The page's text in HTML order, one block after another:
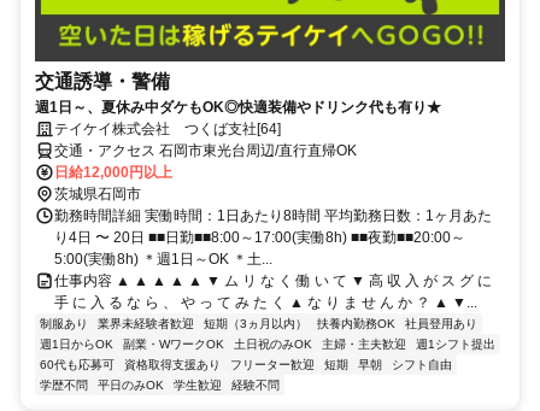
交通誘導・警備
週1日～、夏休み中ダケもOK◎快適装備やドリンク代も有り★
テイケイ株式会社 つくば支社[64]
交通・アクセス 石岡市東光台周辺/直行直帰OK
日給12,000円以上
茨城県石岡市
勤務時間詳細 実働時間：1日あたり8時間 平均勤務日数：1ヶ月あた
り4日 〜 20日 ■■日勤■■8:00～17:00(実働8h) ■■夜勤■■20:00～
5:00(実働8h) ＊週1日～OK ＊土...
仕事内容 ▲ ▲ ▲ ▲ ▲ ▼ ム リ な く 働 い て ▼ 高 収 入 が ス グ に
手 に 入 る な ら 、 や っ て み た く ▲ な り ま せ ん か ？ ▲ ▼...
制服あり 業界未経験者歓迎 短期（3ヵ月以内） 扶養内勤務OK
社員登用あり
週1日からOK
副業・WワークOK 土日祝のみOK 主婦・主夫歓迎
週1シフト提出
60代も応募可
資格取得支援あり フリーター歓迎 短期 早朝
シフト自由
学歴不問
平日のみOK 学生歓迎 経験不問